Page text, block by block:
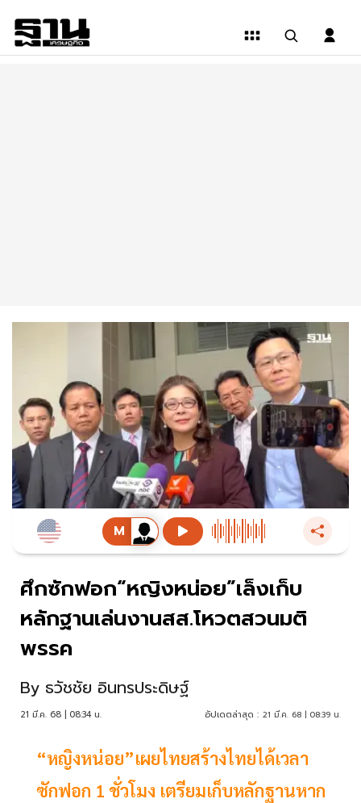
ศึกซักฟอก“หญิงหน่อย”เล็งเก็บ
หลักฐานเล่นงานสส.โหวตสวนมติ
พรรค
By ธวัชชัย อินทรประดิษฐ์
21 มี.ค. 68 | 08:34 น. อัปเดตล่าสุด : 21 มี.ค. 68 | 08:39 น.
“หญิงหน่อย”เผยไทยสร้างไทยได้เวลา
ซักฟอก 1 ชั่วโมง เตรียมเก็บหลักฐานหาก